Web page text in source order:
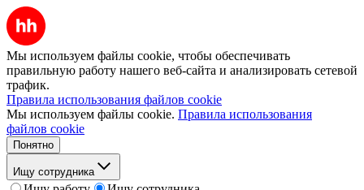
Мы используем файлы cookie, чтобы обеспечивать
правильную работу нашего веб-сайта и анализировать сетевой
трафик.
Правила использования файлов cookie
Мы используем файлы cookie. Правила использования
файлов cookie
Понятно
Ищу сотрудника